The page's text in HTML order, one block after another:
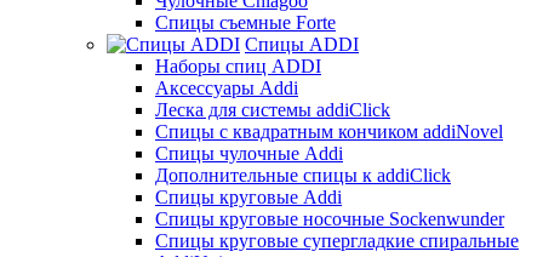
Спицы съемные Forte
Спицы ADDI
Наборы спиц ADDI
Аксессуары Addi
Леска для системы addiClick
Спицы с квадратным кончиком addiNovel
Спицы чулочные Addi
Дополнительные спицы к addiClick
Спицы круговые Addi
Спицы круговые носочные Sockenwunder
Спицы круговые супергладкие спиральные